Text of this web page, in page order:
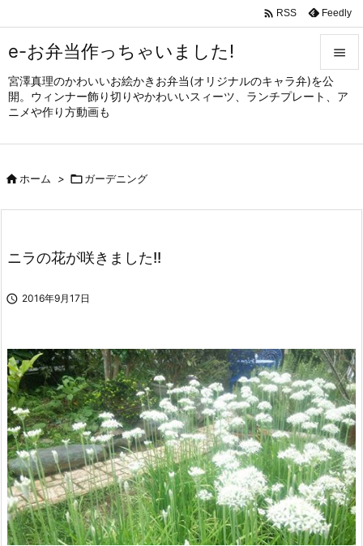
e-お弁当作っちゃいました!
宮澤真理のかわいいお絵かきお弁当(オリジナルのキャラ弁)を公
開。ウィンナー飾り切りやかわいいスィーツ、ランチプレート、ア
ニメや作り方動画も


メニュ
サイド

 RSS Feedly
ホーム > ガーデニング
ニラの花が咲きました!!
 2016年9月17日